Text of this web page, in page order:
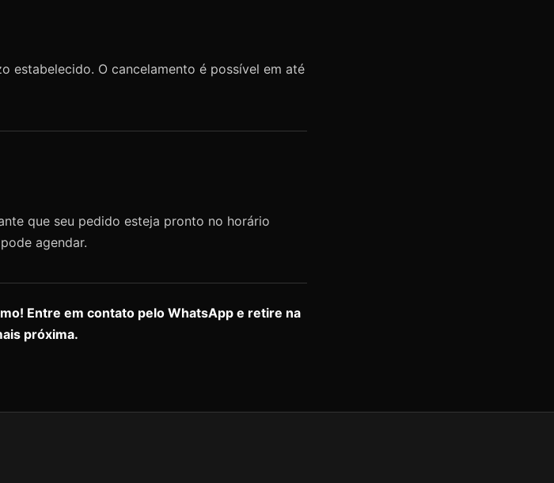
estabelecido. O cancelamento é possível em até
que seu pedido esteja pronto no horário
agendar.
Entre em contato pelo WhatsApp e retire na
próxima.